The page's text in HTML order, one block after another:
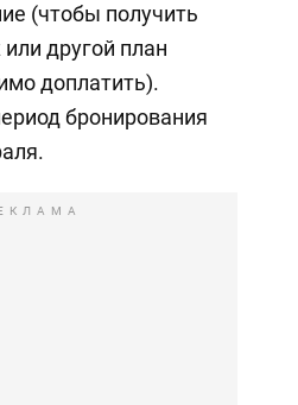
(чтобы получить
другой план
доплатить).
бронирования